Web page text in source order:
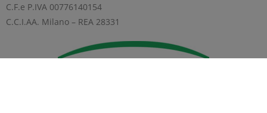
C.F.e P.IVA 00776140154
C.C.I.AA. Milano – REA 28331